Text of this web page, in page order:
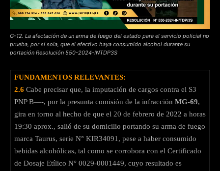
G-12. La afectación de un arma de fuego del estado para el servicio policial no
prueba, por sí sola, que el efectivo haya consumido alcohol durante su
portación Resolución 550-2024-INTDP3S
FUNDAMENTOS RELEVANTES:
2.6 Cabe precisar que, la imputación de cargos contra el S3
PNP B—-, por la presunta comisión de la infracción MG-69,
gira en torno al hecho de que el 20 de febrero de 2022 a horas
19:30 aprox., salió de su domicilio portando su arma de fuego
marca Taurus, serie N° KIR34091, pese a haber consumido
bebidas alcohólicas, tal como se corrobora con el Certificado
de Dosaje Etílico N° 0029-0001449, cuyo resultado es